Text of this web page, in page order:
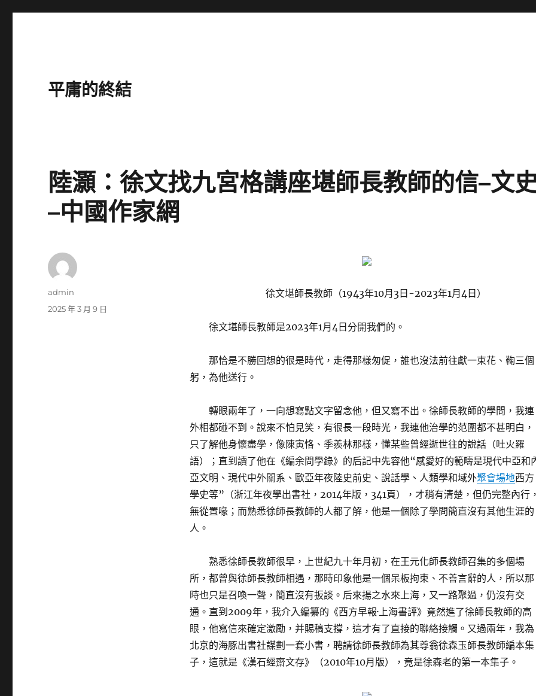
平庸的終結
陸灝：徐文找九宮格講座堪師長教師的信–文
–中國作家網
徐文堪師長教師（1943年10月3日-2023年1月4日）
徐文堪師長教師是2023年1月4日分開我們的。
那恰是不勝回想的很是時代，走得那樣匆促，誰也沒法前往獻一束花、鞠三個
躬，為他送行。
轉眼兩年了，一向想寫點文字留念他，但又寫不出。徐師長教師的學問，我連
外相都碰不到。說來不怕見笑，有很長一段時光，我連他治學的范圍都不甚明白，
只了解他身懷盡學，像陳寅恪、季羨林那樣，懂某些曾經逝世往的說話（吐火羅
語）；直到讀了他在《編余問學錄》的后記中先容他“感愛好的範疇是現代中亞和
亞文明、現代中外關系、歐亞年夜陸史前史、說話學、人類學和域外聚會場地西方
學史等”（浙江年夜學出書社，2014年版，341頁），才稍有清楚，但仍完整內行
無從置喙；而熟悉徐師長教師的人都了解，他是一個除了學問簡直沒有其他生涯的
人。
熟悉徐師長教師很早，上世紀九十年月初，在王元化師長教師召集的多個場
所，都曾與徐師長教師相遇，那時印象他是一個呆板拘束、不善言辭的人，所以那
時也只是召喚一聲，簡直沒有扳談。后來揚之水來上海，又一路聚過，仍沒有交
通。直到2009年，我介入編纂的《西方早報·上海書評》竟然進了徐師長教師的高
眼，他寫信來確定激勵，并賜稿支撐，這才有了直接的聯絡接觸。又過兩年，我為
北京的海豚出書社謀劃一套小書，聘請徐師長教師為其尊翁徐森玉師長教師編本集
子，這就是《漢石經齋文存》（2010年10月版），竟是徐森老的第一本集子。
作
admin
發
2025 年 3 月 9 日